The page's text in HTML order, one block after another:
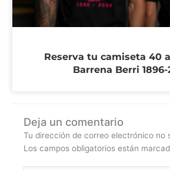
Reserva tu camiseta 40
Barrena Berri 1896-
Deja un comentario
Tu dirección de correo electrónico no
Los campos obligatorios están